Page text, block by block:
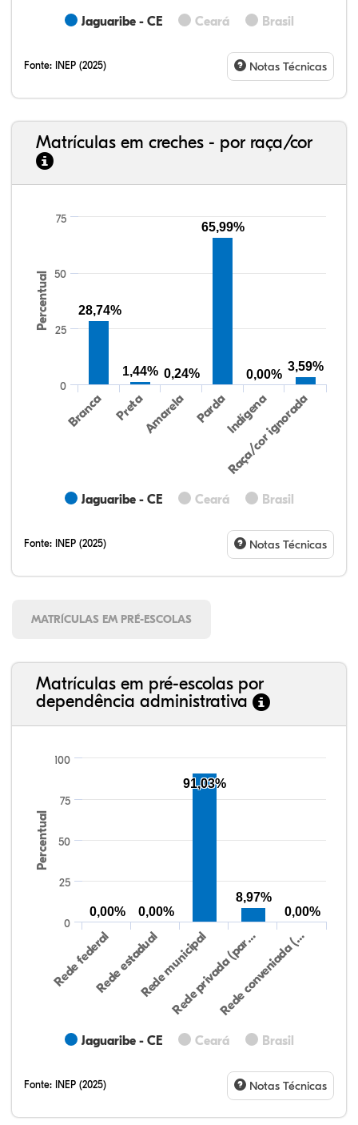
Jaguaribe - CE Ceará Brasil
Fonte: INEP (2025) Notas Técnicas
Matrículas em creches - por raça/cor
Percentual
Jaguaribe - CE Ceará Brasil
Branca PretaAmarela PardaIndígena
Raça/cor ignorada
0
25
50
75
28,74%
1,44% 0,24%
65,99%
0,00%
3,59%
Fonte: INEP (2025) Notas Técnicas
MATRÍCULAS EM PRÉ-ESCOLAS
Matrículas em pré-escolas por
dependência administrativa
Percentual
Jaguaribe - CE Ceará Brasil
Rede federalRede estadualRede municipal
Rede privada (par…Rede conveniada (…
0
25
50
75
100
0,00% 0,00%
91,03%
8,97%
0,00%
Fonte: INEP (2025) Notas Técnicas
10,68%
2,32%
0,28%
77,25%
0,32%
9,15%
33,06%
7,95%
0,46%
55,81%
1,22%
1,50%